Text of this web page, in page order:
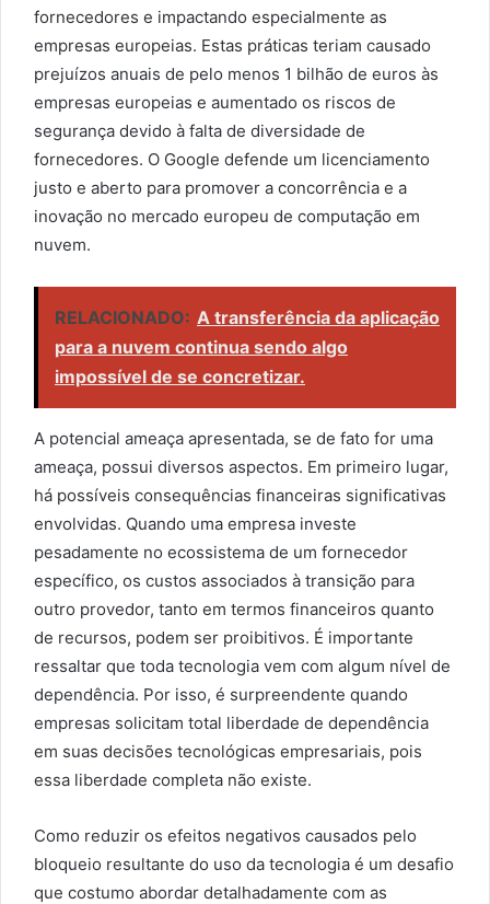
fornecedores e impactando especialmente as
empresas europeias. Estas práticas teriam causado
prejuízos anuais de pelo menos 1 bilhão de euros às
empresas europeias e aumentado os riscos de
segurança devido à falta de diversidade de
fornecedores. O Google defende um licenciamento
justo e aberto para promover a concorrência e a
inovação no mercado europeu de computação em
nuvem.
RELACIONADO: A transferência da aplicação
para a nuvem continua sendo algo
impossível de se concretizar.
A potencial ameaça apresentada, se de fato for uma
ameaça, possui diversos aspectos. Em primeiro lugar,
há possíveis consequências financeiras significativas
envolvidas. Quando uma empresa investe
pesadamente no ecossistema de um fornecedor
específico, os custos associados à transição para
outro provedor, tanto em termos financeiros quanto
de recursos, podem ser proibitivos. É importante
ressaltar que toda tecnologia vem com algum nível de
dependência. Por isso, é surpreendente quando
empresas solicitam total liberdade de dependência
em suas decisões tecnológicas empresariais, pois
essa liberdade completa não existe.
Como reduzir os efeitos negativos causados pelo
bloqueio resultante do uso da tecnologia é um desafio
que costumo abordar detalhadamente com as